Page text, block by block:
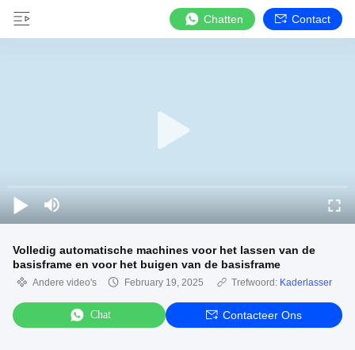
Chatten Contact
Volledig automatische machines voor het lassen van de
basisframe en voor het buigen van de basisframe
Andere video's February 19, 2025 Trefwoord: Kaderlasser
Chat Contacteer Ons